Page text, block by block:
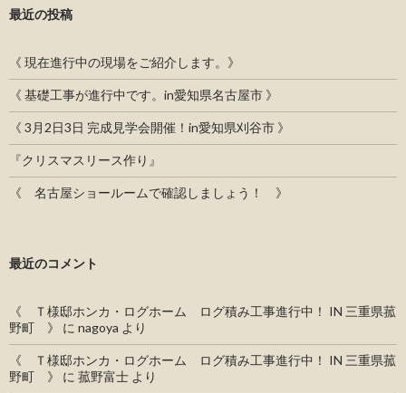
最近の投稿
《 現在進行中の現場をご紹介します。》
《 基礎工事が進行中です。in愛知県名古屋市 》
《 3月2日3日 完成見学会開催！in愛知県刈谷市 》
『クリスマスリース作り』
《 名古屋ショールームで確認しましょう！ 》
最近のコメント
《 Ｔ様邸ホンカ・ログホーム ログ積み工事進行中！ IN 三重県菰
野町 》
に nagoya より
《 Ｔ様邸ホンカ・ログホーム ログ積み工事進行中！ IN 三重県菰
野町 》
に 菰野富士 より